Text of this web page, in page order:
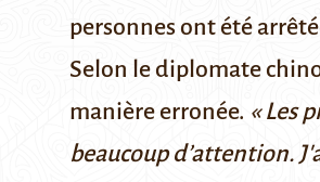
personnes ont été
Selon le diplomate
manière erronée. « Les
beaucoup d’attention.